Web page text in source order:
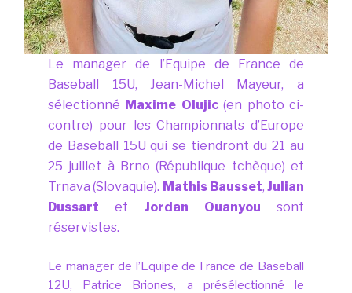
Le manager de l’Equipe de France de
Baseball 15U, Jean-Michel Mayeur, a
sélectionné Maxime Olujic(en photo ci-
contre) pour les Championnats d’Europe
de Baseball 15U qui se tiendront du 21 au
25 juillet à Brno (République tchèque) et
Trnava (Slovaquie). Mathis Bausset, Julian
Dussart et Jordan Ouanyou sont
réservistes.
Le manager de l’Equipe de France de Baseball
12U, Patrice Briones, a présélectionné le